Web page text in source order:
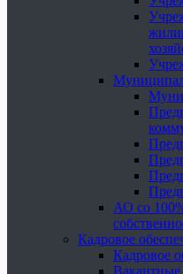
АО со
Кадровое
Кадровое
Вакантные